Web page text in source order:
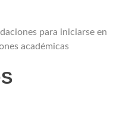
para iniciarse en
académicas